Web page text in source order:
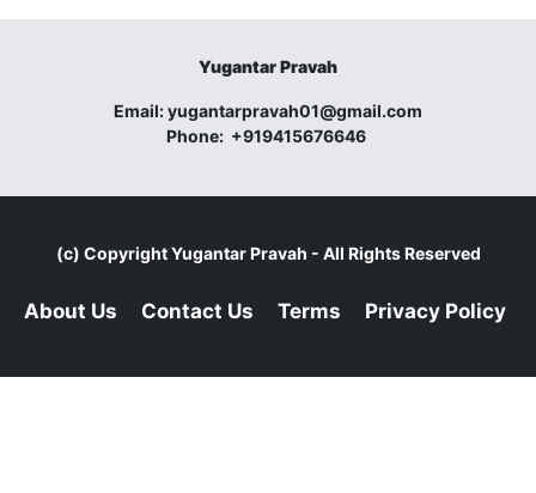
Yugantar Pravah
Email:yugantarpravah01@gmail.com
Phone: +919415676646
(c) CopyrightYugantar Pravah - All Rights Reserved
About Us Contact Us Terms Privacy Policy